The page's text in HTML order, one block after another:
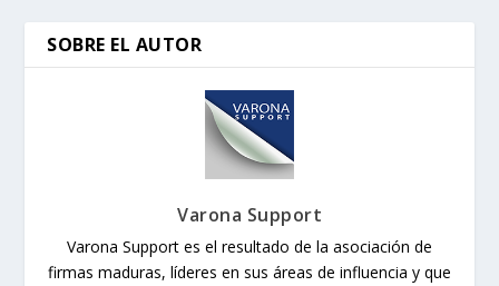
SOBRE EL AUTOR
Varona Support
Varona Support es el resultado de la asociación de
firmas maduras, líderes en sus áreas de influencia y que